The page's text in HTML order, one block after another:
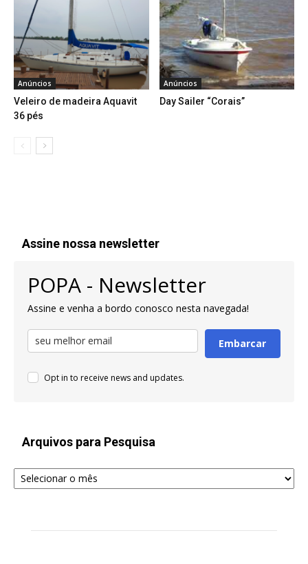
Anúncios
Veleiro de madeira Aquavit
36 pés
Anúncios
Day Sailer “Corais”
Assine nossa newsletter
POPA - Newsletter
Assine e venha a bordo conosco nesta navegada!
Embarcar
Opt in to receive news and updates.
Arquivos para Pesquisa
Arquivos
para